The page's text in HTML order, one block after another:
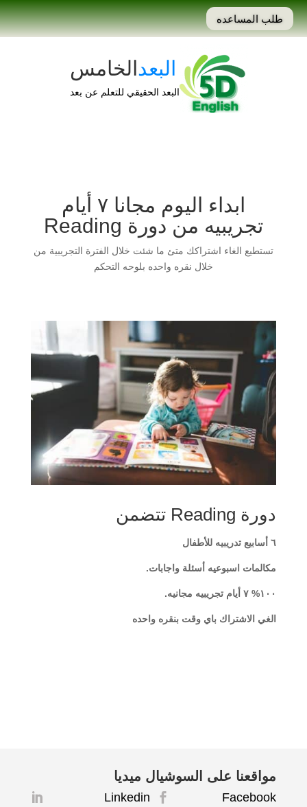
طلب المساعده
البعدالخامس
البعد الحقيقي للتعلم عن بعد
ابداء اليوم مجانا ٧ أيام
تجريبيه من دورة Reading
تستطيع الغاء اشتراكك متئ ما شئت خلال الفترة التجريبية من
خلال نقره واحده بلوحه التحكم
دورة Reading تتضمن
٦ أسابيع تدريبيه للأطفال
مكالمات اسبوعيه أسئلة واجابات.
١٠٠% ٧ أيام تجريبيه مجانيه.
الغي الاشتراك باي وقت بنقره واحده
مواقعنا على السوشيال ميديا
 Facebook
 Linkedin